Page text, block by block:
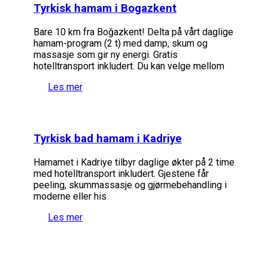
Tyrkisk hamam i Bogazkent
Bare 10 km fra Boğazkent! Delta på vårt daglige
hamam-program (2 t) med damp, skum og
massasje som gir ny energi. Gratis
hotelltransport inkludert. Du kan velge mellom
Les mer
Tyrkisk bad hamam i Kadriye
Hamamet i Kadriye tilbyr daglige økter på 2 time
med hotelltransport inkludert. Gjestene får
peeling, skummassasje og gjørmebehandling i
moderne eller his
Les mer